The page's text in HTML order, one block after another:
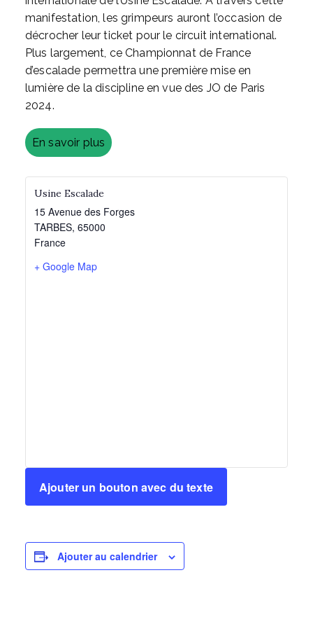
manifestation, les grimpeurs auront l’occasion de
décrocher leur ticket pour le circuit international.
Plus largement, ce Championnat de France
d’escalade permettra une première mise en
lumière de la discipline en vue des JO de Paris
2024.
En savoir plus
Usine Escalade
15 Avenue des Forges
TARBES, 65000
France
+ Google Map
Ajouter un bouton avec du texte
Ajouter au calendrier